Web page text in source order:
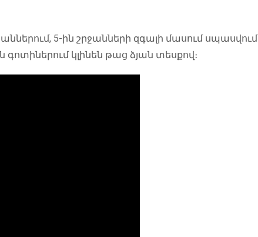
5-ին շրջանների զգալի մասում սպասվում
կլինեն թաց ձյան տեսքով։